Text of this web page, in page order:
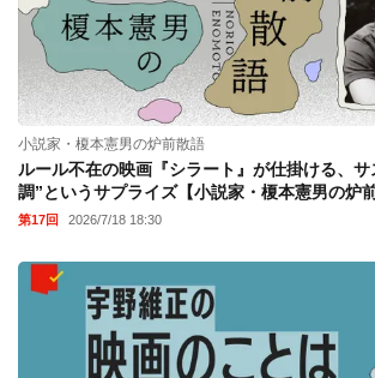
小説家・榎本憲男の炉前散語
ルール不在の映画『シラート』が仕掛ける、
調”というサプライズ【小説家・榎本憲男の炉前
第17回 2026/7/18 18:30